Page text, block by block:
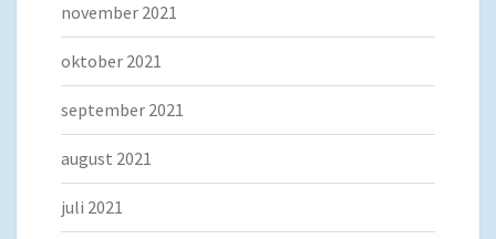
november 2021
oktober 2021
september 2021
august 2021
juli 2021